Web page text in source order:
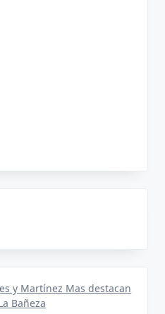
y Martínez Mas destacan
Bañeza